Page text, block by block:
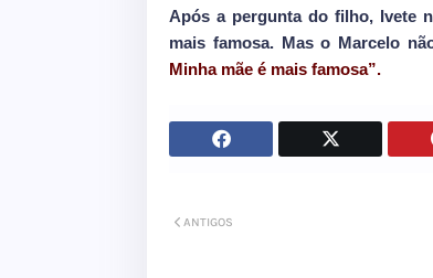
Após a pergunta do filho, Ivete
mais famosa. Mas o Marcelo
Minha mãe é mais famosa”.
ANTIGOS